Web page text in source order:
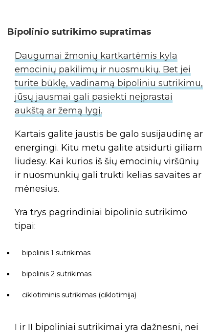
Bipolinio sutrikimo supratimas
Daugumai žmonių kartkartėmis kyla
emocinių pakilimų ir nuosmukių. Bet jei
turite būklę, vadinamą bipoliniu sutrikimu,
jūsų jausmai gali pasiekti neįprastai
aukštą ar žemą lygį.
Kartais galite jaustis be galo susijaudinę ar
energingi. Kitu metu galite atsidurti giliam
liudesy. Kai kurios iš šių emocinių viršūnių
ir nuosmunkių gali trukti kelias savaites ar
mėnesius.
Yra trys pagrindiniai bipolinio sutrikimo
tipai:
bipolinis 1 sutrikimas
bipolinis 2 sutrikimas
ciklotiminis sutrikimas (ciklotimija)
I ir II bipoliniai sutrikimai yra dažnesni, nei